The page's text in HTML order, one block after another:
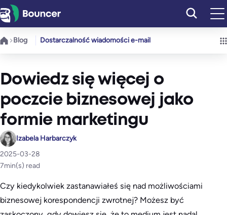
Przejdź
do
treści
Blog Dostarczalność wiadomości e-mail
Dowiedz się więcej o
poczcie biznesowej jako
formie marketingu
Izabela Harbarczyk
2025-03-28
7min(s) read
Czy kiedykolwiek zastanawiałeś się nad możliwościami
biznesowej korespondencji zwrotnej? Możesz być